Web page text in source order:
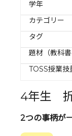
学年
カテゴリー
タグ
題材（教科書
TOSS授業技
4年生
2つの事柄が